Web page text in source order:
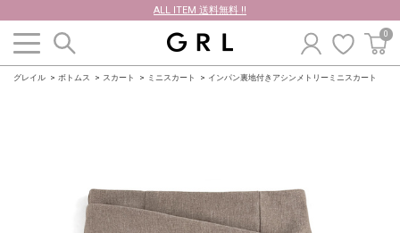
ALL ITEM 送料無料 !!
0
グレイル ボトムス スカート ミニスカート インパン裏地付きアシンメトリーミニスカート